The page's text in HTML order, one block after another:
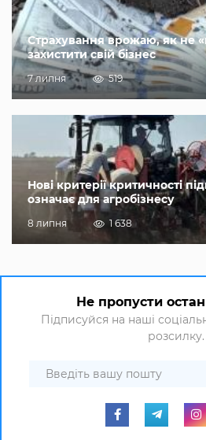
Страхування врожаю, як не
захистити свій бізнес
7 липня 519
Нові критерії критичності
означає для агробізнесу
8 липня 1 638
Не пропусти
Підписуйся на наші
розсилку.